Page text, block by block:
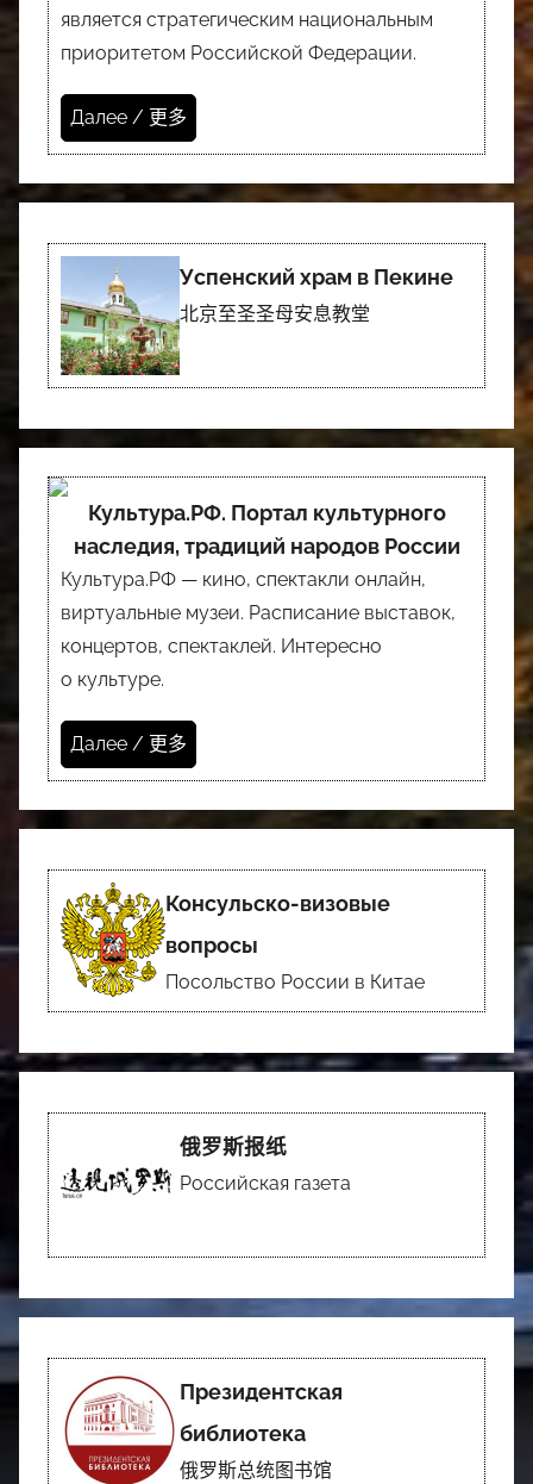
является стратегическим национальным
приоритетом Российской Федерации.
Далее / 更多
Успенский храм в Пекине
北京至圣圣母安息教堂
Культура.РФ. Портал культурного
наследия, традиций народов России
Культура.РФ — кино, спектакли онлайн,
виртуальные музеи. Расписание выставок,
концертов, спектаклей. Интересно
о культуре.
Далее / 更多
Консульско-визовые
вопросы
Посольство России в Китае
俄罗斯报纸
Российская газета
Президентская
библиотека
俄罗斯总统图书馆